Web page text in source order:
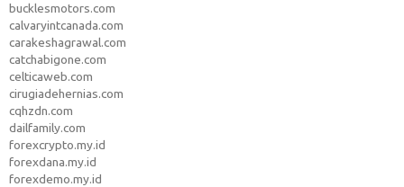
bucklesmotors.com
calvaryintcanada.com
carakeshagrawal.com
catchabigone.com
celticaweb.com
cirugiadehernias.com
cqhzdn.com
dailfamily.com
forexcrypto.my.id
forexdana.my.id
forexdemo.my.id